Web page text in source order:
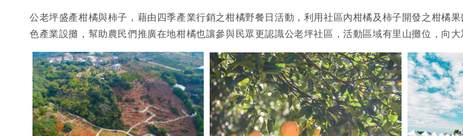
公老坪盛產柑橘與柿子，藉由四季產業行銷之柑橘野餐日活動，利用社區內柑橘及柿子開發之柑橘
色產業設攤，幫助農民們推廣在地柑橘也讓參與民眾更認識公老坪社區，活動區域有里山攤位，向大